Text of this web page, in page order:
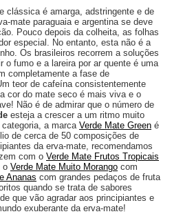
clássica é amarga, adstringente e de
mate paraguaia e argentina se deve
Pouco depois da colheita, as folhas
especial. No entanto, esta não é a
Os brasileiros recorrem a soluções
o fumo e a lareira por ar quente é uma
completamente a fase de
teor de cafeína consistentemente
cor do mate seco é mais viva e o
Não é de admirar que o número de
esteja a crescer a um ritmo muito
a marca Verde Mate Green é
de cerca de 50 composições de
da erva-mate, recomendamos
com o Verde Mate Frutos Tropicais
o Verde Mate Muito Morango com
Ananas com grandes pedaços de fruta
quando se trata de sabores
que vão agradar aos principiantes e
exuberante da erva-mate!